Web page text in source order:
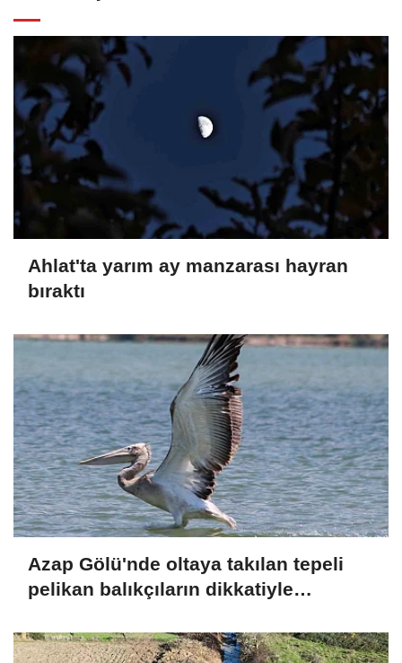
Ahlat'ta yarım ay manzarası hayran
bıraktı
Azap Gölü'nde oltaya takılan tepeli
pelikan balıkçıların dikkatiyle